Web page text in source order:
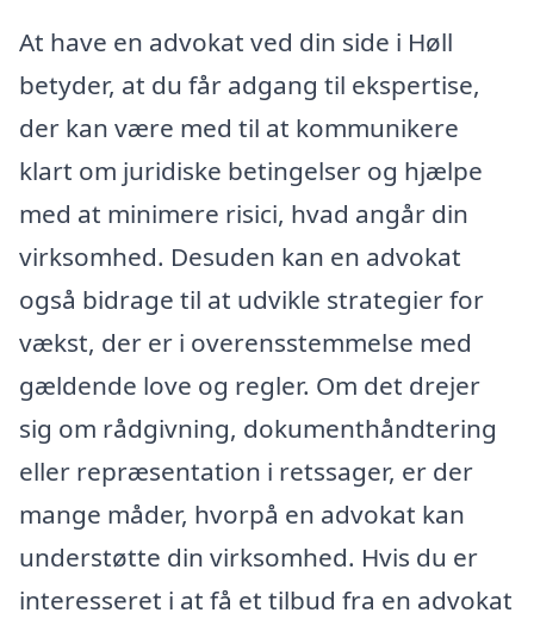
At have en advokat ved din side i Høll
betyder, at du får adgang til ekspertise,
der kan være med til at kommunikere
klart om juridiske betingelser og hjælpe
med at minimere risici, hvad angår din
virksomhed. Desuden kan en advokat
også bidrage til at udvikle strategier for
vækst, der er i overensstemmelse med
gældende love og regler. Om det drejer
sig om rådgivning, dokumenthåndtering
eller repræsentation i retssager, er der
mange måder, hvorpå en advokat kan
understøtte din virksomhed. Hvis du er
interesseret i at få et tilbud fra en advokat